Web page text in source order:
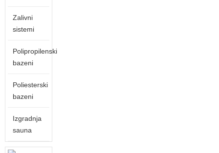
Zalivni
sistemi
Polipropilenski
bazeni
Poliesterski
bazeni
Izgradnja
sauna